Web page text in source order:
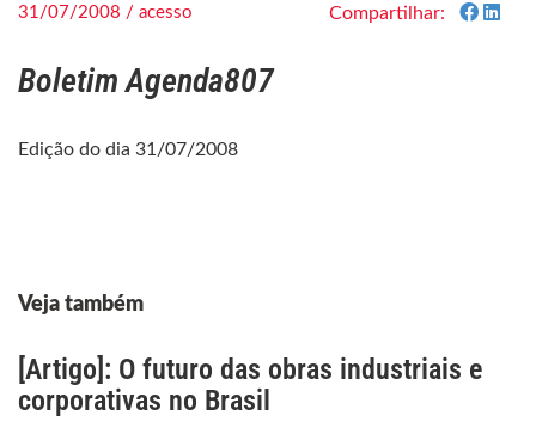
31/07/2008 / acesso Compartilhar:
Boletim Agenda807
Edição do dia 31/07/2008
Veja também
[Artigo]: O futuro das obras industriais e
corporativas no Brasil